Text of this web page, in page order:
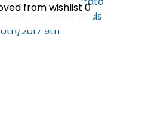
from wishlist 0
from wishlist 0